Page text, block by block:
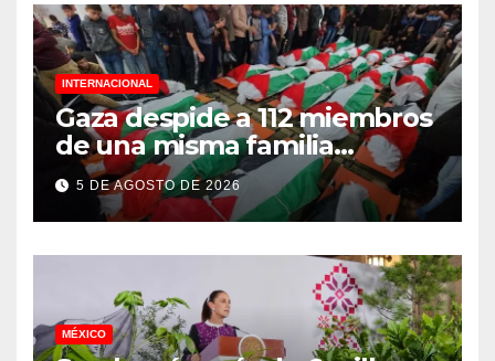
INTERNACIONAL
Gaza despide a 112 miembros
de una misma familia
asesinados durante el
genocidio
5 DE AGOSTO DE 2026
MÉXICO